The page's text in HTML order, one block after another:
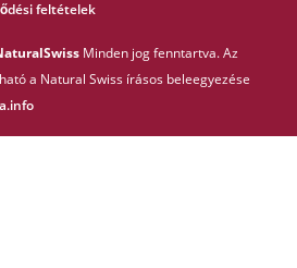
feltételek
Minden jog fenntartva. Az
a Natural Swiss írásos beleegyezése